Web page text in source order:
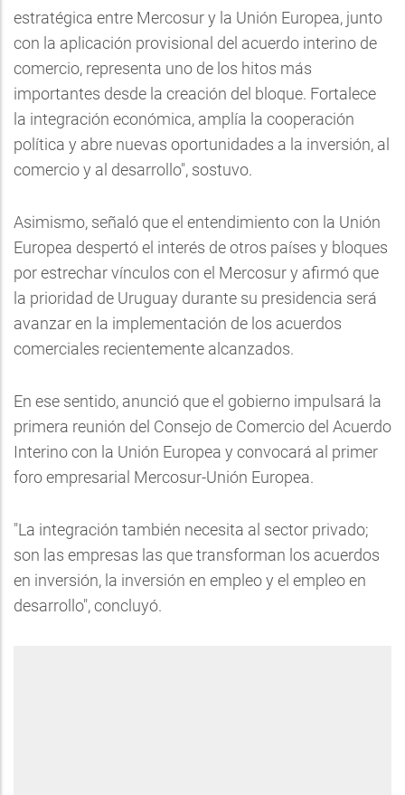
estratégica entre Mercosur y la Unión Europea, junto
con la aplicación provisional del acuerdo interino de
comercio, representa uno de los hitos más
importantes desde la creación del bloque. Fortalece
la integración económica, amplía la cooperación
política y abre nuevas oportunidades a la inversión, al
comercio y al desarrollo", sostuvo.
Asimismo, señaló que el entendimiento con la Unión
Europea despertó el interés de otros países y bloques
por estrechar vínculos con el Mercosur y afirmó que
la prioridad de Uruguay durante su presidencia será
avanzar en la implementación de los acuerdos
comerciales recientemente alcanzados.
En ese sentido, anunció que el gobierno impulsará la
primera reunión del Consejo de Comercio del Acuerdo
Interino con la Unión Europea y convocará al primer
foro empresarial Mercosur-Unión Europea.
"La integración también necesita al sector privado;
son las empresas las que transforman los acuerdos
en inversión, la inversión en empleo y el empleo en
desarrollo", concluyó.